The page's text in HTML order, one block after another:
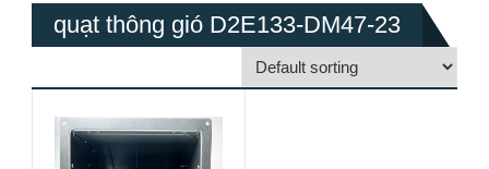
quạt thông gió D2E133-DM47-23